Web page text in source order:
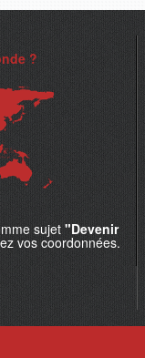
?
sujet "Devenir
vos coordonnées.